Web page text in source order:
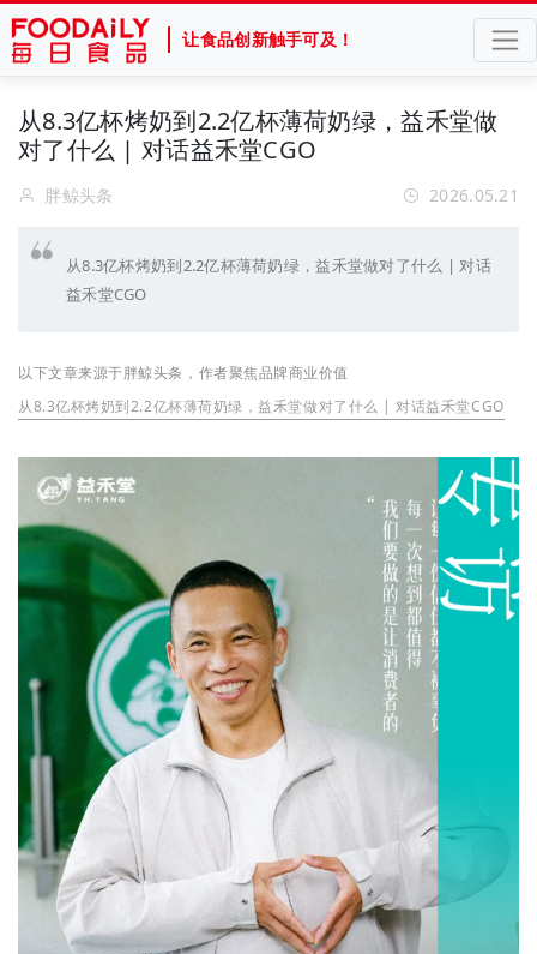
让食品创新触手可及！
从8.3亿杯烤奶到2.2亿杯薄荷奶绿，益禾堂做
对了什么 | 对话益禾堂CGO
胖鲸头条 2026.05.21
从8.3亿杯烤奶到2.2亿杯薄荷奶绿，益禾堂做对了什么 | 对话
益禾堂CGO
以下文章来源于胖鲸头条，作者聚焦品牌商业价值
从8.3亿杯烤奶到2.2亿杯薄荷奶绿，益禾堂做对了什么 | 对话益禾堂CGO